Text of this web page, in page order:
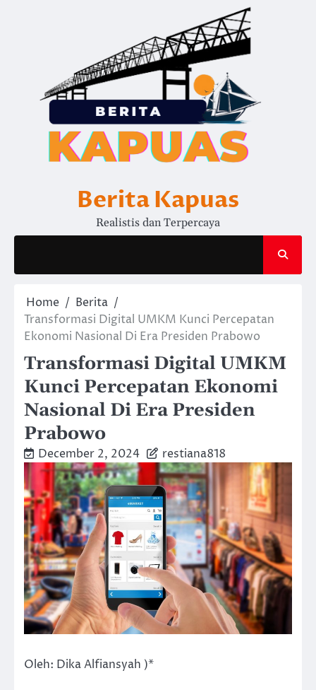
Berita Kapuas
Realistis dan Terpercaya
Home
Berita
Transformasi Digital UMKM Kunci Percepatan
Ekonomi Nasional Di Era Presiden Prabowo
Transformasi Digital UMKM
Kunci Percepatan Ekonomi
Nasional Di Era Presiden
Prabowo
December 2, 2024 restiana818
Oleh: Dika Alfiansyah )*